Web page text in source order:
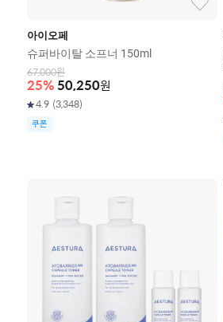
아이오페
슈퍼바이탈 소프너 150ml
67,000원
25% 50,250원
4.9 (3,348)
쿠폰